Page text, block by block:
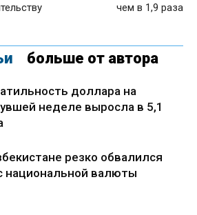
чем в 1,9 раза
больше от автора
доллара на
неделе выросла в 5,1
резко обвалился
национальной валюты